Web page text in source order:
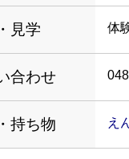
見学 体
合わせ
持ち物 え